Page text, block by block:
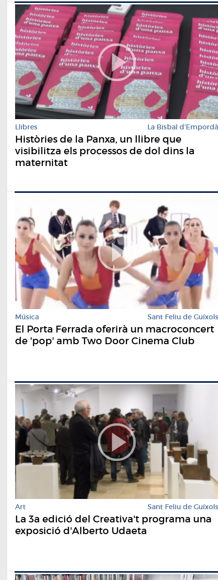
Llibres La Bisbal d'Empordà
Històries de la Panxa, un llibre que
visibilitza els processos de dol dins la
maternitat
Música Sant Feliu de Guíxols
El Porta Ferrada oferirà un macroconcert
de 'pop' amb Two Door Cinema Club
Art Sant Feliu de Guíxols
La 3a edició del Creativa't programa una
exposició d'Alberto Udaeta